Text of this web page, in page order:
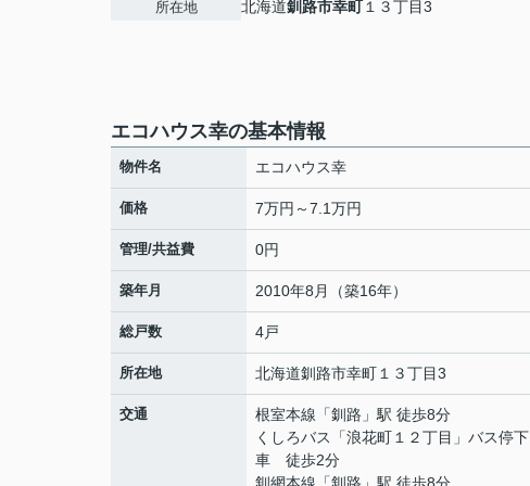
所在地 北海道釧路市幸町１３丁目3
エコハウス幸の基本情報
物件名 エコハウス幸
価格 7万円～7.1万円
管理/共益費 0円
築年月 2010年8月（築16年）
総戸数 4戸
所在地 北海道釧路市幸町 １３丁目3
交通 根室本線 「釧路 」駅 徒歩8分
くしろバス「浪花町１２丁目」バス停下
車 徒歩2分